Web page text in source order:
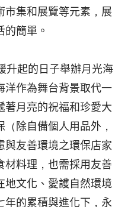
市集和展覽等元素，展
簡單。
升起的日子舉辦月光海
洋作為舞台背景取代一
著月亮的祝福和珍愛大
除自備個人用品外，
與友善環境之環保店家
材料理，也需採用友善
文化、愛護自然環境
的累積與進化下，永